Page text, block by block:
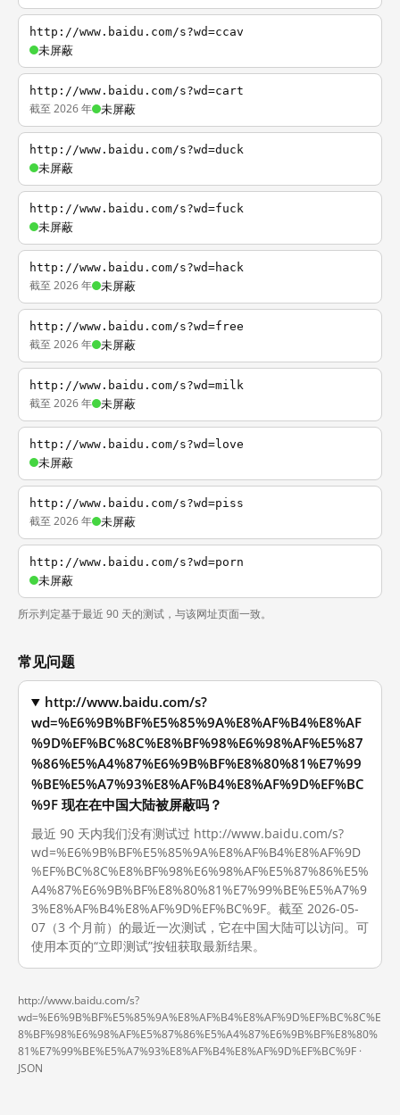
http://www.baidu.com/s?wd=ccav
未屏蔽
http://www.baidu.com/s?wd=cart
截至 2026 年 未屏蔽
http://www.baidu.com/s?wd=duck
未屏蔽
http://www.baidu.com/s?wd=fuck
未屏蔽
http://www.baidu.com/s?wd=hack
截至 2026 年 未屏蔽
http://www.baidu.com/s?wd=free
截至 2026 年 未屏蔽
http://www.baidu.com/s?wd=milk
截至 2026 年 未屏蔽
http://www.baidu.com/s?wd=love
未屏蔽
http://www.baidu.com/s?wd=piss
截至 2026 年 未屏蔽
http://www.baidu.com/s?wd=porn
未屏蔽
所示判定基于最近 90 天的测试，与该网址页面一致。
常见问题
http://www.baidu.com/s?
wd=%E6%9B%BF%E5%85%9A%E8%AF%B4%E8%AF
%9D%EF%BC%8C%E8%BF%98%E6%98%AF%E5%87
%86%E5%A4%87%E6%9B%BF%E8%80%81%E7%99
%BE%E5%A7%93%E8%AF%B4%E8%AF%9D%EF%BC
%9F 现在在中国大陆被屏蔽吗？
最近 90 天内我们没有测试过 http://www.baidu.com/s?
wd=%E6%9B%BF%E5%85%9A%E8%AF%B4%E8%AF%9D
%EF%BC%8C%E8%BF%98%E6%98%AF%E5%87%86%E5%
A4%87%E6%9B%BF%E8%80%81%E7%99%BE%E5%A7%9
3%E8%AF%B4%E8%AF%9D%EF%BC%9F。截至 2026-05-
07（3 个月前）的最近一次测试，它在中国大陆可以访问。可
使用本页的“立即测试”按钮获取最新结果。
http://www.baidu.com/s?
wd=%E6%9B%BF%E5%85%9A%E8%AF%B4%E8%AF%9D%EF%BC%8C%E
8%BF%98%E6%98%AF%E5%87%86%E5%A4%87%E6%9B%BF%E8%80%
81%E7%99%BE%E5%A7%93%E8%AF%B4%E8%AF%9D%EF%BC%9F ·
JSON